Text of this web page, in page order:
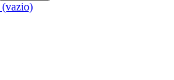
(vazio)